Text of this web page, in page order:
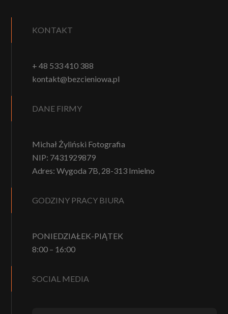
KONTAKT
+ 48 533 410 388
kontakt@bezcieniowa.pl
DANE FIRMY
Michał Żyliński Fotografia
NIP: 7431929879
Adres: Wygoda 7B, 28-313 Imielno
GODZINY PRACY BIURA
PONIEDZIAŁEK-PIĄTEK
8:00 – 16:00
SOCIAL MEDIA